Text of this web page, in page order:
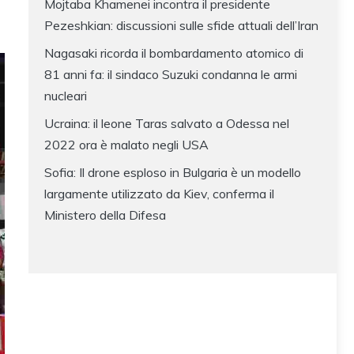
Mojtaba Khamenei incontra il presidente
Pezeshkian: discussioni sulle sfide attuali dell’Iran
Nagasaki ricorda il bombardamento atomico di
81 anni fa: il sindaco Suzuki condanna le armi
nucleari
Ucraina: il leone Taras salvato a Odessa nel
2022 ora è malato negli USA
Sofia: Il drone esploso in Bulgaria è un modello
largamente utilizzato da Kiev, conferma il
Ministero della Difesa